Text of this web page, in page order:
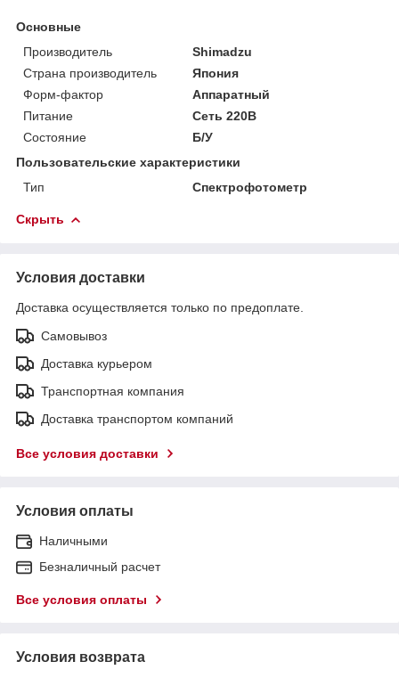
Основные
Производитель
Shimadzu
Страна производитель
Япония
Форм-фактор
Аппаратный
Питание
Сеть 220В
Состояние
Б/У
Пользовательские характеристики
Тип
Спектрофотометр
Скрыть
Условия доставки
Доставка осуществляется только по предоплате.
Самовывоз
Доставка курьером
Транспортная компания
Доставка транспортом компаний
Все условия доставки
Условия оплаты
Наличными
Безналичный расчет
Все условия оплаты
Условия возврата